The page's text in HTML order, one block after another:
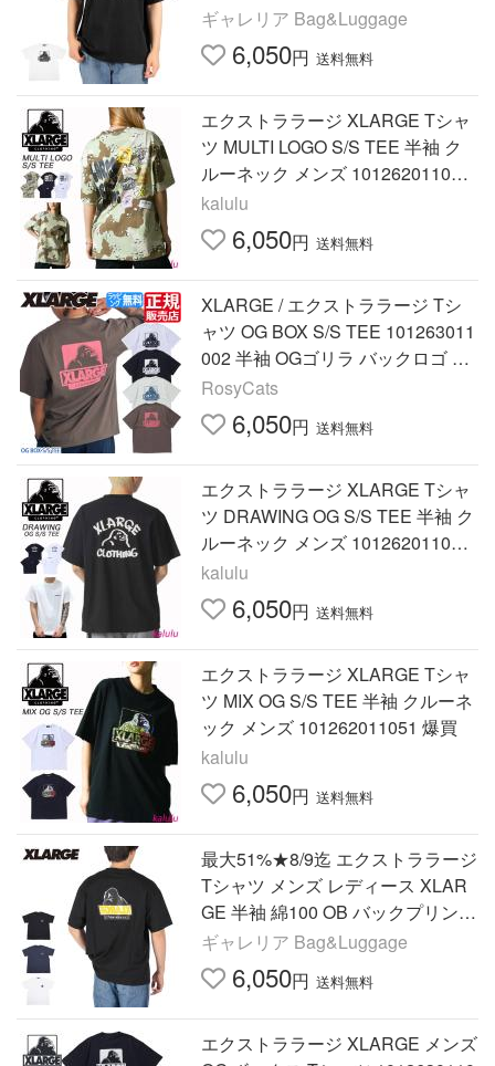
ットン オシャレ おしゃれ 101262
011038
ギャレリア Bag&Luggage
6,050円 送料無料
エクストララージ XLARGE Tシャ
ツ MULTI LOGO S/S TEE 半袖 ク
ルーネック メンズ 101262011048
爆買
kalulu
6,050円 送料無料
XLARGE / エクストララージ Tシ
ャツ OG BOX S/S TEE 101263011
002 半袖 OGゴリラ バックロゴ バ
ックプリント ロゴTシャツ ストリ
ートブランド ペアルック メンズ
RosyCats
6,050円 送料無料
エクストララージ XLARGE Tシャ
ツ DRAWING OG S/S TEE 半袖 ク
ルーネック メンズ 101262011045
爆買
kalulu
6,050円 送料無料
エクストララージ XLARGE Tシャ
ツ MIX OG S/S TEE 半袖 クルーネ
ック メンズ 101262011051 爆買
kalulu
6,050円 送料無料
最大51%★8/9迄 エクストララージ
Tシャツ メンズ レディース XLAR
GE 半袖 綿100 OB バックプリント
BACKSIDE OG S/S TEE 1012530
11002
ギャレリア Bag&Luggage
6,050円 送料無料
エクストララージ XLARGE メンズ